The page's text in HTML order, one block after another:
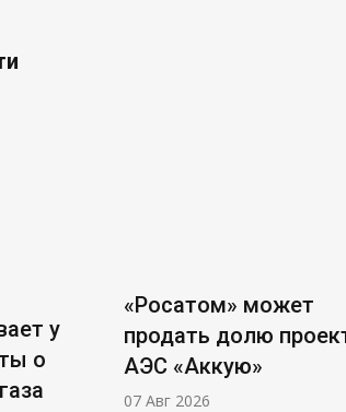
у
о
«Росатом» может
продать долю
АЭС «Аккую»
07 Авг 2026